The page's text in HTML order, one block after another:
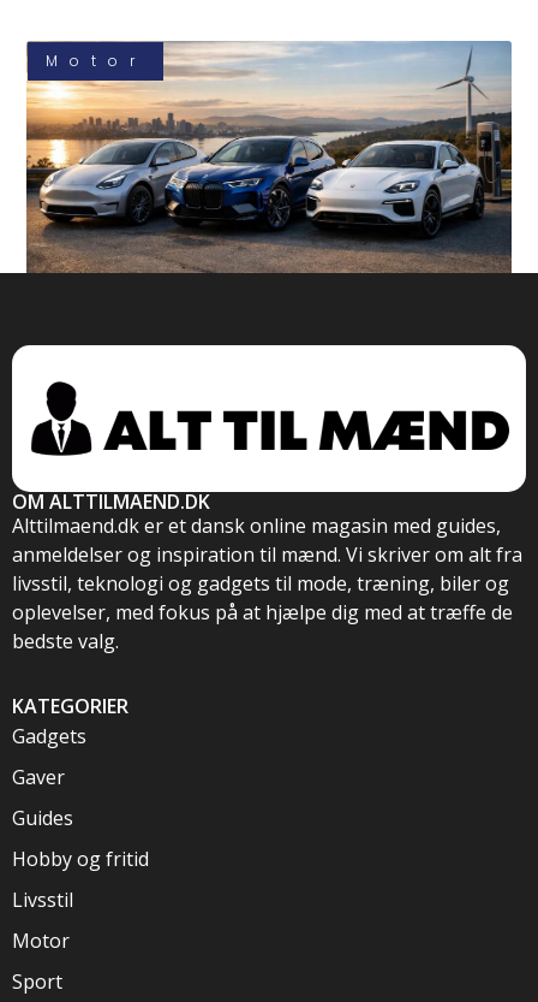
Motor
Bedste Elbil 2026: Se De Stærkeste Valg
OM ALTTILMAEND.DK
Alttilmaend.dk er et dansk online magasin med guides,
anmeldelser og inspiration til mænd. Vi skriver om alt fra
livsstil, teknologi og gadgets til mode, træning, biler og
oplevelser, med fokus på at hjælpe dig med at træffe de
bedste valg.
KATEGORIER
Gadgets
Gaver
Guides
Hobby og fritid
Livsstil
Motor
Sport